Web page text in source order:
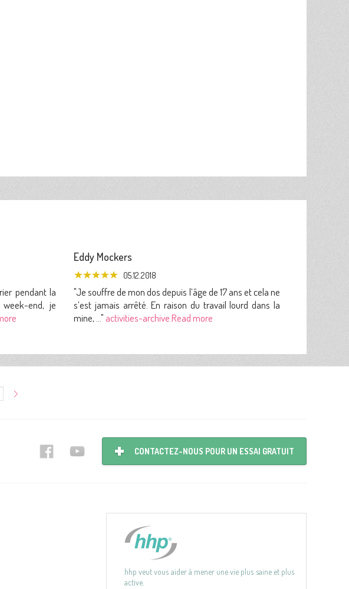
pendant la
end, je
Eddy Mockers
05.12.2018
"Je souffre de mon dos depuis l’âge de 17 ans et cela ne
s’est jamais arrêté. En raison du travail lourd dans la
mine, ..." activities-archive.Read more
CONTACTEZ-NOUS POUR UN ESSAI GRATUIT
hhp veut vous aider à mener une vie plus saine et plus
active.